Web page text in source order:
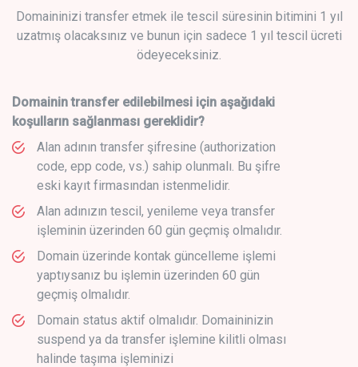
Domaininizi transfer etmek ile tescil süresinin bitimini 1 yıl
uzatmış olacaksınız ve bunun için sadece 1 yıl tescil ücreti
ödeyeceksiniz.
Domainin transfer edilebilmesi için aşağıdaki
koşulların sağlanması gereklidir?
Alan adının transfer şifresine (authorization
code, epp code, vs.) sahip olunmalı. Bu şifre
eski kayıt firmasından istenmelidir.
Alan adınızın tescil, yenileme veya transfer
işleminin üzerinden 60 gün geçmiş olmalıdır.
Domain üzerinde kontak güncelleme işlemi
yaptıysanız bu işlemin üzerinden 60 gün
geçmiş olmalıdır.
Domain status aktif olmalıdır. Domaininizin
suspend ya da transfer işlemine kilitli olması
halinde taşıma işleminizi